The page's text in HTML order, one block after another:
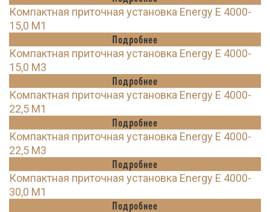
Компактная приточная установка Energy E 4000-
15,0 M1
Подробнее
Компактная приточная установка Energy E 4000-
15,0 M3
Подробнее
Компактная приточная установка Energy E 4000-
22,5 M1
Подробнее
Компактная приточная установка Energy E 4000-
22,5 M3
Подробнее
Компактная приточная установка Energy E 4000-
30,0 M1
Подробнее